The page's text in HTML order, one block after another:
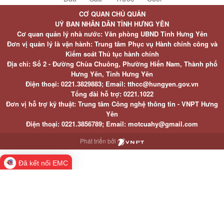
CƠ QUAN CHỦ QUẢN
UỶ BAN NHÂN DÂN TỈNH HƯNG YÊN
Cơ quan quản lý nhà nước: Văn phòng UBND Tỉnh Hưng Yên
Đơn vị quản lý là vận hành: Trung tâm Phục vụ Hành chính công và
Kiểm soát Thủ tục hành chính
Địa chỉ: Số 2 - Đường Chùa Chuông, Phường Hiến Nam, Thành phố
Hưng Yên, Tỉnh Hưng Yên
Điện thoại: 0221.3829883; Email: tthcc@hungyen.gov.vn
Tổng đài hỗ trợ: 0221.1022
Đơn vị hỗ trợ kỹ thuật: Trung tâm Công nghệ thông tin - VNPT Hưng
Yên
Điện thoại: 0221.3856789; Email: motcuahy@gmail.com
Phát triển bởi
Đã kết nối EMC